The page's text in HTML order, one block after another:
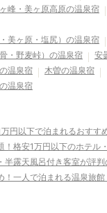
峰・美ヶ原高原の温泉宿
美ヶ原・塩尻）の温泉宿
・野麦峠）の温泉宿
安
温泉宿
木曽の温泉宿
温泉宿
円以下で泊まれるおすす
！格安1万円以下のホテル
半露天風呂付き客室が評
！一人で泊まれる温泉旅